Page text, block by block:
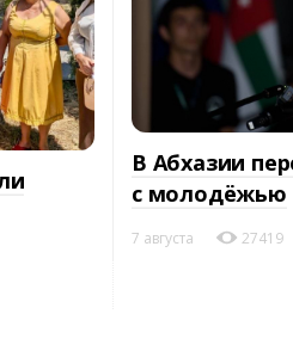
В Абхазии
с молодёжью
7 августа 27419